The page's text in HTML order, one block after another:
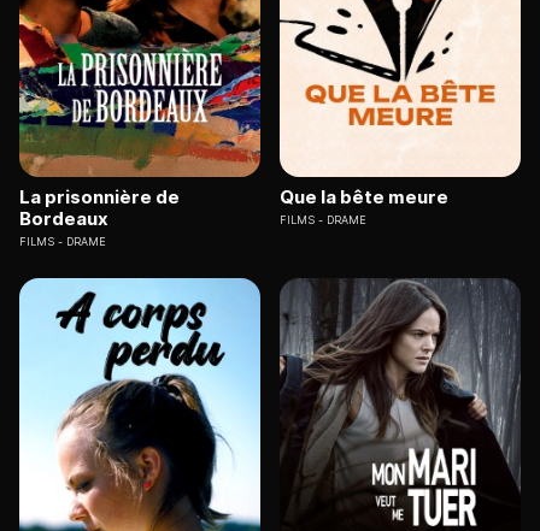
La prisonnière de
Bordeaux
FILMS DRAME
Que la bête meure
FILMS DRAME